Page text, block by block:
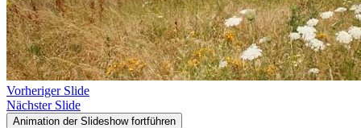
Vorheriger Slide
Nächster Slide
Animation der Slideshow fortführen